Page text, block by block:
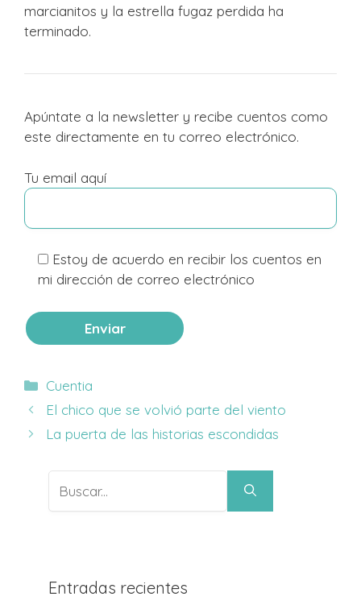
marcianitos y la estrella fugaz perdida ha
terminado.
Apúntate a la newsletter y recibe cuentos como
este directamente en tu correo electrónico.
Tu email aquí
Estoy de acuerdo en recibir los cuentos en
mi dirección de correo electrónico
Categorías
Cuentia
El chico que se volvió parte del viento
La puerta de las historias escondidas
Entradas recientes